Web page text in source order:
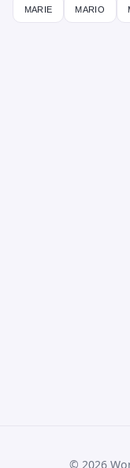
marie mario
© 2026